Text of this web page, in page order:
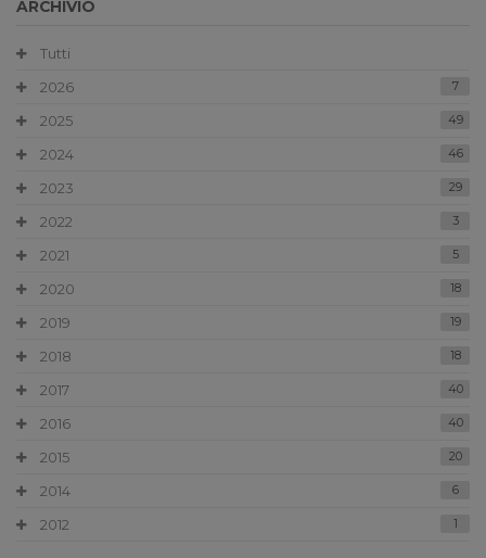
ARCHIVIO
Tutti
2026
7
2025 49
2024 46
2023 29
2022 3
2021 5
2020 18
2019 19
2018 18
2017 40
2016 40
2015 20
2014 6
2012 1